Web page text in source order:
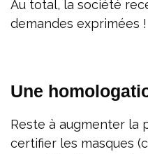
Au total, la société
demandes exprimées !
Une
Reste à augmenter la
certifier les masques